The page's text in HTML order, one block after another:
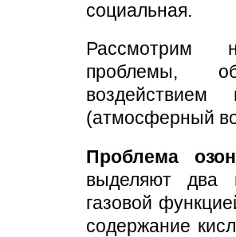
социальная.
Рассмотрим
проблемы,
(атмосферный
Проблема
выделяют два
газовой
содержание